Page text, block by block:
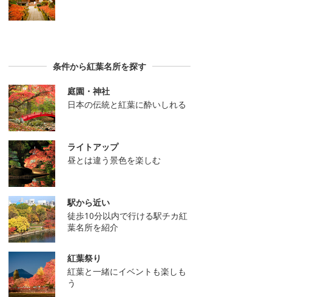
条件から紅葉名所を探す
庭園・神社
日本の伝統と紅葉に酔いしれる
ライトアップ
昼とは違う景色を楽しむ
駅から近い
徒歩10分以内で行ける駅チカ紅
葉名所を紹介
紅葉祭り
紅葉と一緒にイベントも楽しも
う